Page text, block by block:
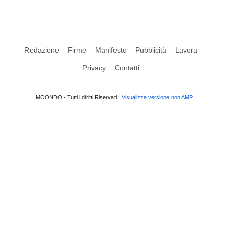
Redazione Firme Manifesto Pubblicità Lavora
Privacy Contatti
MOONDO - Tutti i diritti Riservati Visualizza versione non AMP